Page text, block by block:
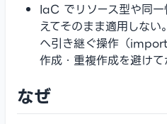
IaC でリソース型や同
えてそのまま適用しな
へ引き継ぐ操作（
作成・重複作成を避けて
なぜ